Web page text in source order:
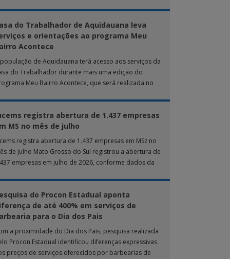
do Trabalhador de Aquidauana leva
e orientações ao programa Meu
Acontece
de Aquidauana terá acesso aos serviços da
do Trabalhador durante mais uma edição do
Meu Bairro Acontece, que será realizada no
registra abertura de 1.437 empresas
MS no mês de julho
registra abertura de 1.437 empresas em MSz no
de julho Mato Grosso do Sul registrou a abertura de
empresas em julho de 2026, conforme dados da
do Procon Estadual aponta
de até 400% em serviços de
para o Dia dos Pais
a proximidade do Dia dos Pais, pesquisa realizada
Procon Estadual identificou diferenças expressivas
preços de serviços oferecidos por barbearias de